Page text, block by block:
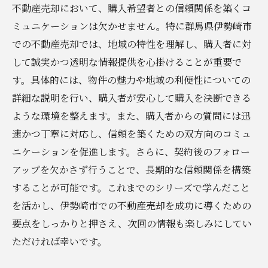
不動産売却において、購入希望者との信頼関係を築くコ
ミュニケーションは欠かせません。特に群馬県伊勢崎市
での不動産売却では、地域の特性を理解し、購入者に対
して誠実かつ透明な情報提供を心掛けることが重要で
す。具体的には、物件の魅力や地域の利便性についての
詳細な説明を行い、購入者が安心して購入を決断できる
ような環境を整えます。また、購入者からの質問には迅
速かつ丁寧に対応し、信頼を築くための双方向のコミュ
ニケーションを促進します。さらに、契約後のフォロー
アップを欠かさず行うことで、長期的な信頼関係を構築
することが可能です。これまでのシリーズで学んだこと
を活かし、伊勢崎市での不動産売却を成功に導くための
要点をしっかりと押さえ、次回の情報も楽しみにしてい
ただければ幸いです。